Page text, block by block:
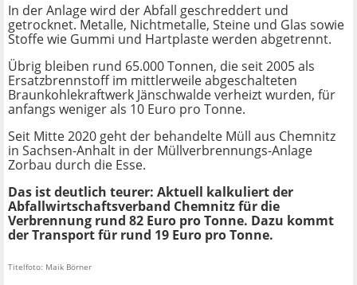
In der Anlage wird der Abfall geschreddert und
getrocknet. Metalle, Nichtmetalle, Steine und Glas sowie
Stoffe wie Gummi und Hartplaste werden abgetrennt.
Übrig bleiben rund 65.000 Tonnen, die seit 2005 als
Ersatzbrennstoff im mittlerweile abgeschalteten
Braunkohlekraftwerk Jänschwalde verheizt wurden, für
anfangs weniger als 10 Euro pro Tonne.
Seit Mitte 2020 geht der behandelte Müll aus Chemnitz
in Sachsen-Anhalt in der Müllverbrennungs-Anlage
Zorbau durch die Esse.
Das ist deutlich teurer: Aktuell kalkuliert der
Abfallwirtschaftsverband Chemnitz für die
Verbrennung rund 82 Euro pro Tonne. Dazu kommt
der Transport für rund 19 Euro pro Tonne.
Titelfoto: Maik Börner